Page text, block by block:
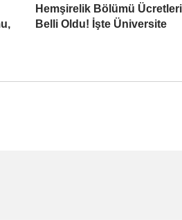
Hemşirelik Bölümü Ücretleri
Belli Oldu! İşte Üniversite